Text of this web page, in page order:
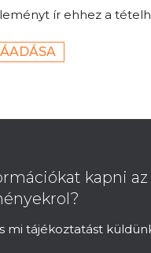
ír ehhez a
kapni
mi tájékoztatást